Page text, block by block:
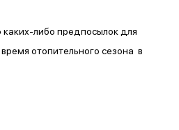
каких-либо предпосылок для
отопительного сезона в